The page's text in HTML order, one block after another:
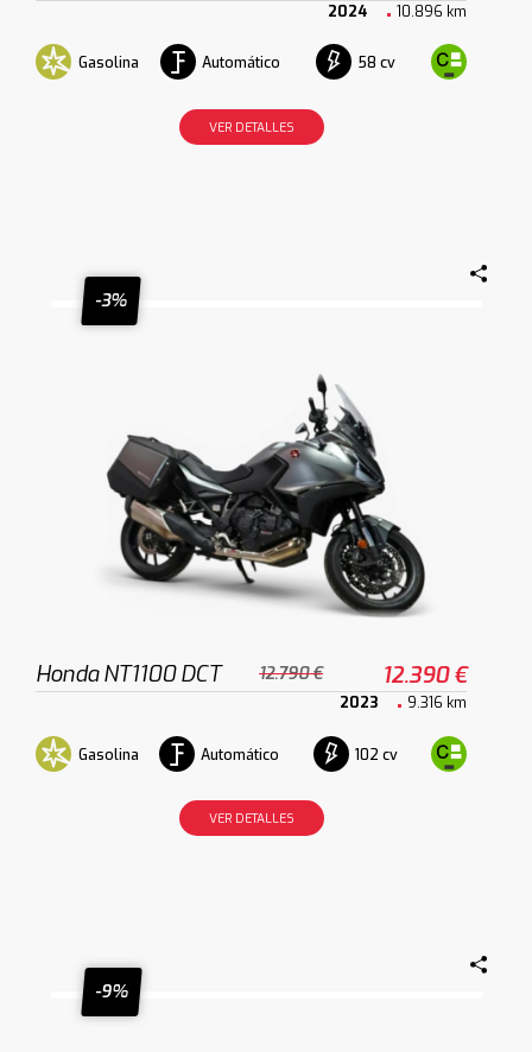
2024 10.896 km
Gasolina Automático 58 cv
VER DETALLES
-3%
Honda NT1100 DCT 12.790 € 12.390 €
2023 9.316 km
Gasolina Automático 102 cv
VER DETALLES
-9%